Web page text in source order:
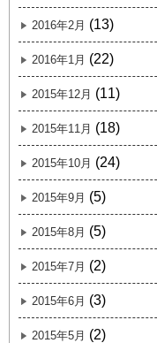
2016年2月 (13)
2016年1月 (22)
2015年12月 (11)
2015年11月 (18)
2015年10月 (24)
2015年9月 (5)
2015年8月 (5)
2015年7月 (2)
2015年6月 (3)
2015年5月 (2)